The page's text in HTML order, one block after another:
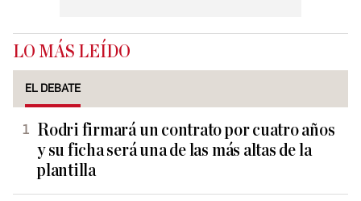
LO MÁS LEÍDO
EL DEBATE
Rodri firmará un contrato por cuatro años
y su ficha será una de las más altas de la
plantilla